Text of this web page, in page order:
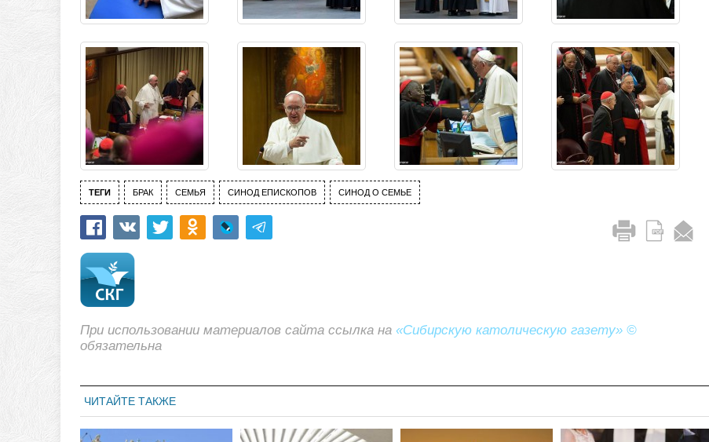
ТЕГИ БРАК СЕМЬЯ СИНОД ЕПИСКОПОВ СИНОД О СЕМЬЕ
При использовании материалов сайта ссылка на «Сибирскую католическую газету» ©
обязательна
ЧИТАЙТЕ ТАКЖЕ